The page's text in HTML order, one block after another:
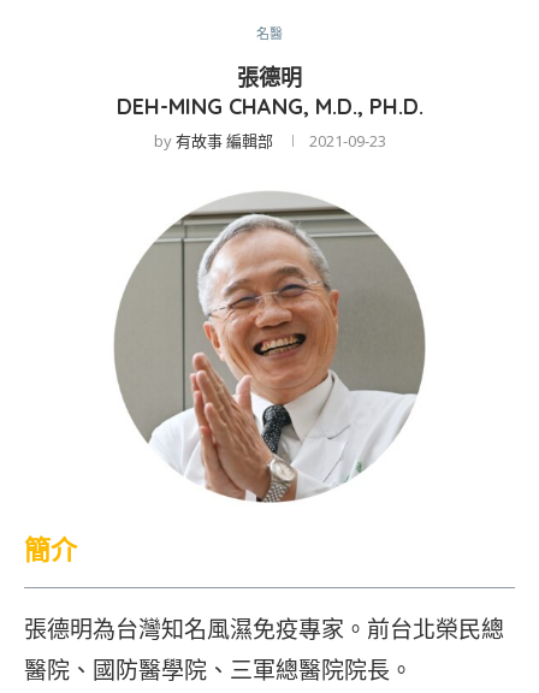
名醫
張德明
DEH-MING CHANG, M.D., PH.D.
by有故事 編輯部 2021-09-23
簡介
張德明為台灣知名風濕免疫專家。前台北榮民總
醫院、國防醫學院、三軍總醫院院長。